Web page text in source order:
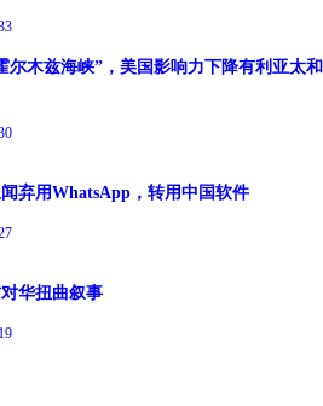
尔木兹海峡”，美国影响力下降有利亚太和
弃用WhatsApp，转用中国软件
华扭曲叙事